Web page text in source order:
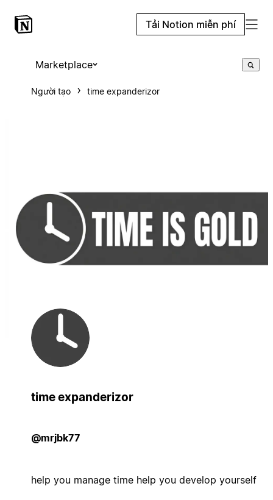
Tải Notion miễn phí
Marketplace
Người tạo time expanderizor
time expanderizor
@mrjbk77
help you manage time help you develop yourself